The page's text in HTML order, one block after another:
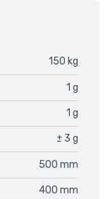
150 kg
1 g
1 g
± 3 g
500 mm
400 mm